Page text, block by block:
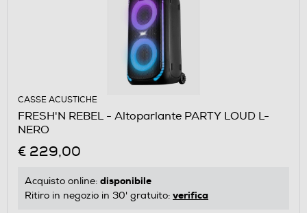
CASSE ACUSTICHE
FRESH'N REBEL - Altoparlante PARTY LOUD L-
NERO
€ 229,00
Acquisto online: disponibile
Ritiro in negozio in 30' gratuito: verifica